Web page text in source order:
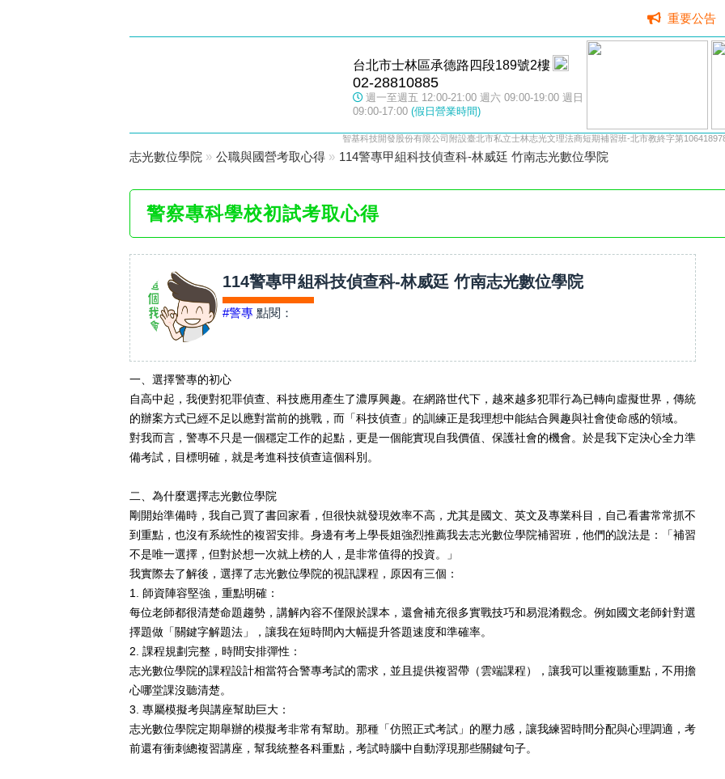
重要公告
台北市士林區承德路四段189號2樓
02-28810885
週一至週五 12:00-21:00 週六 09:00-19:00 週日
09:00-17:00 (假日營業時間)
智基科技開發股份有限公司附設臺北市私立士林志光文理法商短期補習班-北市教終字第
志光數位學院 » 公職與國營考取心得 » 114警專甲組科技偵查科-林威廷 竹南志光數位學院
警察專科學校初試考取心得
114警專甲組科技偵查科-林威廷 竹南志光數位學院
#警專 點閱：
一、選擇警專的初心
自高中起，我便對犯罪偵查、科技應用產生了濃厚興趣。在網路世代下，越來越多犯罪行為已轉向虛擬世界，傳統
的辦案方式已經不足以應對當前的挑戰，而「科技偵查」的訓練正是我理想中能結合興趣與社會使命感的領域。
對我而言，警專不只是一個穩定工作的起點，更是一個能實現自我價值、保護社會的機會。於是我下定決心全力準
備考試，目標明確，就是考進科技偵查這個科別。
二、為什麼選擇志光數位學院
剛開始準備時，我自己買了書回家看，但很快就發現效率不高，尤其是國文、英文及專業科目，自己看書常常抓不
到重點，也沒有系統性的複習安排。身邊有考上學長姐強烈推薦我去志光數位學院補習班，他們的說法是：「補習
不是唯一選擇，但對於想一次就上榜的人，是非常值得的投資。」
我實際去了解後，選擇了志光數位學院的視訊課程，原因有三個：
1. 師資陣容堅強，重點明確：
每位老師都很清楚命題趨勢，講解內容不僅限於課本，還會補充很多實戰技巧和易混淆觀念。例如國文老師針對選
擇題做「關鍵字解題法」，讓我在短時間內大幅提升答題速度和準確率。
2. 課程規劃完整，時間安排彈性：
志光數位學院的課程設計相當符合警專考試的需求，並且提供複習帶（雲端課程），讓我可以重複聽重點，不用擔
心哪堂課沒聽清楚。
3. 專屬模擬考與講座幫助巨大：
志光數位學院定期舉辦的模擬考非常有幫助。那種「仿照正式考試」的壓力感，讓我練習時間分配與心理調適，考
前還有衝刺總複習講座，幫我統整各科重點，考試時腦中自動浮現那些關鍵句子。